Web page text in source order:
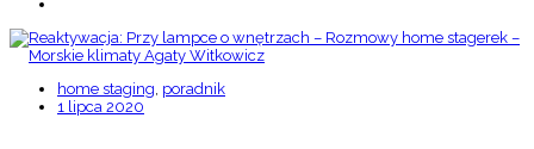
home staging, poradnik
1 lipca 2020